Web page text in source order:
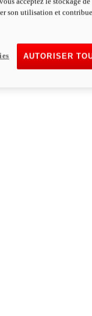
son utilisation et
AUTORISER